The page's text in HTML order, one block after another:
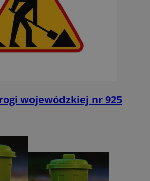
wojewódzkiej nr 925